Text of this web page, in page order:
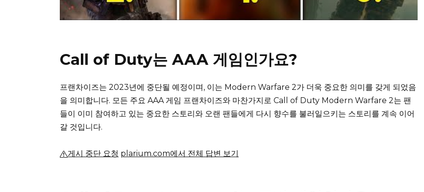
Call of Duty는 AAA 게임인가요?
프랜차이즈는 2023년에 중단될 예정이며, 이는 Modern Warfare 2가 더욱 중요한 의미를 갖게 되었음
을 의미합니다. 모든 주요 AAA 게임 프랜차이즈와 마찬가지로 Call of Duty Modern Warfare 2는 팬
들이 이미 참여하고 있는 중요한 스토리와 오랜 팬들에게 다시 향수를 불러일으키는 스토리를 계속 이어
갈 것입니다.
게시 중단 요청 plarium.com에서 전체 답변 보기